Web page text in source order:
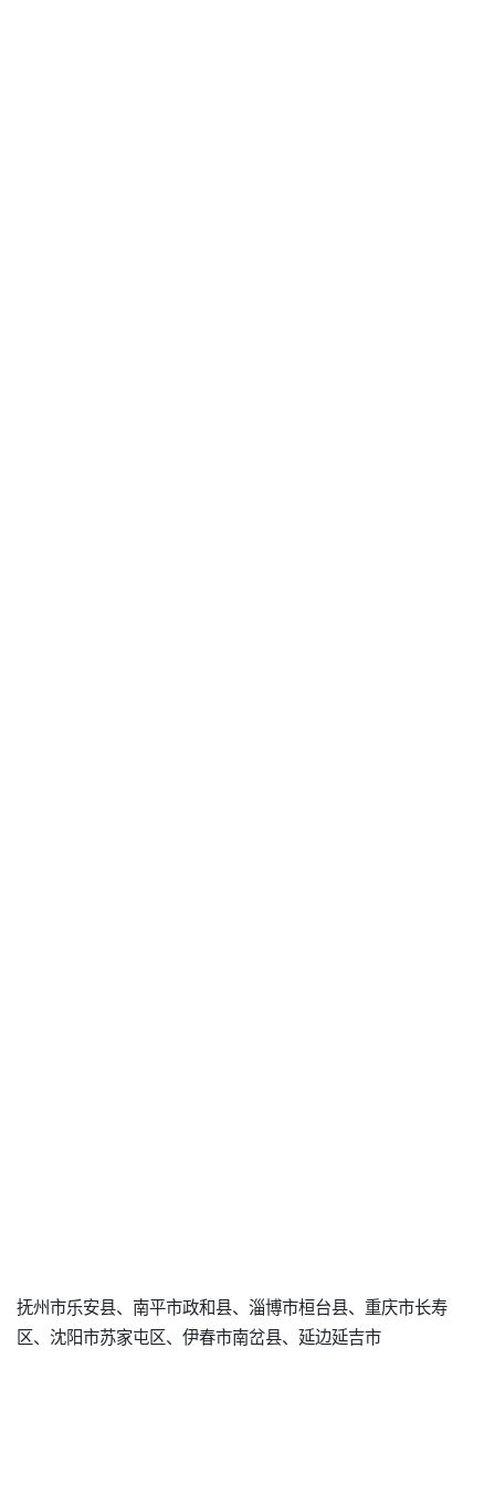
抚州市乐安县、南平市政和县、淄博市桓台县、重庆市长寿
区、沈阳市苏家屯区、伊春市南岔县、延边延吉市